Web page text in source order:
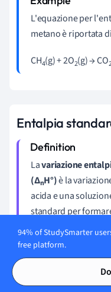
L'equazione per
metano è riportata
CH4(g) + 2O2(g) → CO
Entalpia
Lavariazione
(∆nH°)è la
acida e una
standard per
Come le entalpie
quindi sempre
riferiscono alla
94% of StudySmarter
free platform.